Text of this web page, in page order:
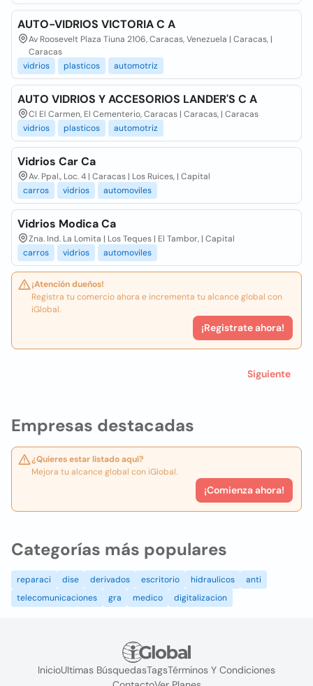
Empresas destacadas
¿Quieres estar listado aquí?
Mejora tu alcance global con iGlobal.
¡Comienza ahora!
AUTO-VIDRIOS VICTORIA C A
Av Roosevelt Plaza Tiuna 2106, Caracas, Venezuela | Caracas, |
Caracas
vidrios
plasticos automotriz
AUTO VIDRIOS Y ACCESORIOS LANDER'S C A
Cl El Carmen, El Cementerio, Caracas | Caracas, | Caracas
vidrios
plasticos automotriz
Vidrios Car Ca
Av. Ppal., Loc. 4 | Caracas | Los Ruices, | Capital
carros
vidrios automoviles
Vidrios Modica Ca
Zna. Ind. La Lomita | Los Teques | El Tambor, | Capital
carros
vidrios automoviles
¡Atención dueños!
Registra tu comercio ahora e incrementa tu alcance global con
iGlobal.
¡Registrate ahora!
Siguiente
Categorías más populares
reparaci dise derivados escritorio hidraulicos
anti
telecomunicaciones
gra medico digitalizacion
InicioUltimas BúsquedasTagsTérminos Y Condiciones